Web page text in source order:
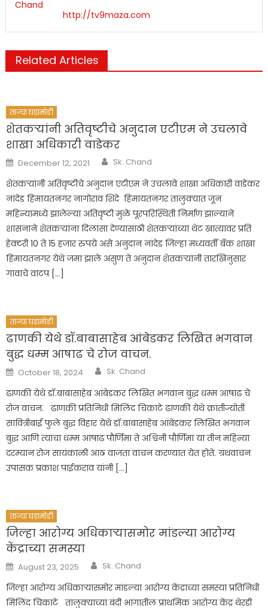
http://tv9maza.com
Related Articles
ताज्या घडामोडी
शेतकऱ्यांनी अतिवृष्टीचे अनुदान एटीएम ने उचलावे
शाखा अधिकारी वाडेकर
Posted
on
December 12, 2021 Author
Sk. Chand
शेतकऱ्यांनी अतिवृष्टीचे अनुदान एटीएम ने उचलावे शाखा अधिकारी वाडेकर
नांदेड हिमायतनगर नागोराव शिंदे हिमायतनगर तालुक्यात जून
महिन्यामध्ये झालेल्या अतिवृष्टी मुळे पूरपरिस्थिती निर्माण झाल्याने
शासनाने शेतकऱ्यांना दिलासा देण्यासाठी शेतकऱ्यांच्या थेट खात्यावर प्रति
हेक्‍टरी 10 ते 15 हजार रुपये असे अनुदान नांदेड जिल्हा मध्यवर्ती बँक शाखा
हिमायतनगर येथे जमा झाले असुण ते अनुदान शेतकऱ्यांनी तारखिनुसार
गावाचे वाटप […]
ताज्या घडामोडी
ढाणकी येथे डॉ.बाबासाहेब आंबेडकर लिखित भगवान
बुद्ध धम्म आषाढ चे रोज वाचन.
Posted
on
October 18, 2024 Author
Sk. Chand
ढाणकी येथे डॉ.बाबासाहेब आंबेडकर लिखित भगवान बुद्ध धम्म आषाढ चे
रोज वाचन. ढाणकी प्रतिनिधी मिलिंद चिकाटे ढाणकी येथे क्रांतीज्योती
सावित्रीबाई फुले बुद्ध विहार येथे डॉ.बाबासाहेब आंबेडकर लिखित भगवान
बुद्ध आणि त्यांचा धम्म आषाढ पौर्णिमा ते अश्विनी पौर्णिमा या तीन महिन्या
दरम्यान रोज सायंकाळी आठ वाजता वाचन करण्यात येत होते. ग्रंथवाचन
उपासक प्रकाश पाईकराव यांनी […]
ताज्या घडामोडी
जिल्हा आरोग्य अधिकाऱ्यासमोर मांडल्या आरोग्य
केंद्राच्या समस्या
Posted
on
August 23, 2025 Author
Sk. Chand
जिल्हा आरोग्य अधिकाऱ्यासमोर मांडल्या आरोग्य केंद्राच्या समस्या प्रतिनिधी
मिलिंद चिकाटे तालुक्याच्या बंदी भागातील प्राथमिक आरोग्य केंद्र थेरडी